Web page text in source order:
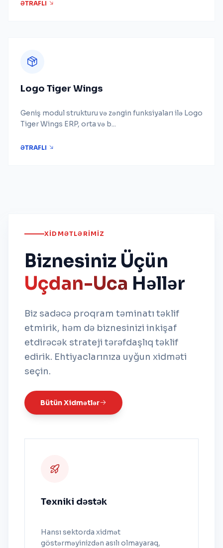
ƏTRAFLI
Logo Tiger Wings
Geniş modul strukturu və zəngin funksiyaları ilə Logo
Tiger Wings ERP, orta və b...
ƏTRAFLI
XIDMƏTLƏRIMIZ
Biznesiniz Üçün
Uçdan-Uca Həllər
Biz sadəcə proqram təminatı təklif
etmirik, həm də biznesinizi inkişaf
etdirəcək strateji tərəfdaşlıq təklif
edirik. Ehtiyaclarınıza uyğun xidməti
seçin.
Bütün Xidmətlər
Texniki dəstək
Hansı sektorda xidmət
göstərməyinizdən asılı olmayaraq,